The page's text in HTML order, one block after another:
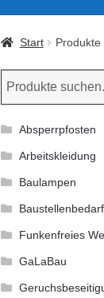
Start Produkte
Absperrpfosten
Arbeitskleidung
Baulampen
Baustellenbedarf
Funkenfreies
GaLaBau